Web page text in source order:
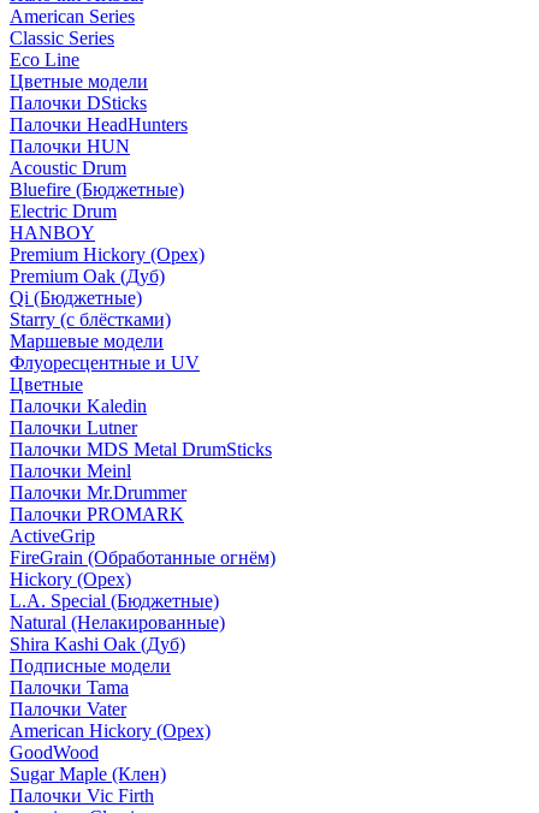
American Series
Classic Series
Eco Line
Цветные модели
Палочки DSticks
Палочки HeadHunters
Палочки HUN
Acoustic Drum
Bluefire (Бюджетные)
Electric Drum
HANBOY
Premium Hickory (Орех)
Premium Oak (Дуб)
Qi (Бюджетные)
Starry (с блёстками)
Маршевые модели
Флуоресцентные и UV
Цветные
Палочки Kaledin
Палочки Lutner
Палочки MDS Metal DrumSticks
Палочки Meinl
Палочки Mr.Drummer
Палочки PROMARK
ActiveGrip
FireGrain (Обработанные огнём)
Hickory (Орех)
L.A. Special (Бюджетные)
Natural (Нелакированные)
Shira Kashi Oak (Дуб)
Подписные модели
Палочки Tama
Палочки Vater
American Hickory (Орех)
GoodWood
Sugar Maple (Клен)
Палочки Vic Firth